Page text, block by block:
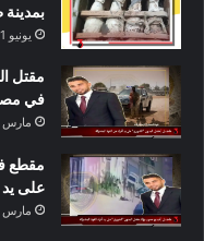
يونيو 21, 2025
مقتل
في
مارس 6, 2022
مقطع
على
مارس 7, 2022